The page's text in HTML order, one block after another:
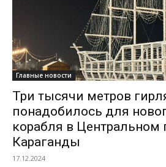
Главные новости
Три тысячи метров
понадобилось для
корабля в Центральном
Караганды
17.12.2024